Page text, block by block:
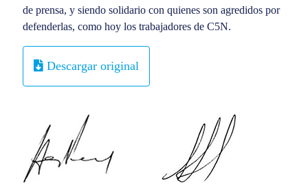
de prensa, y siendo solidario con quienes son agredidos por
defenderlas, como hoy los trabajadores de C5N.
Descargar original